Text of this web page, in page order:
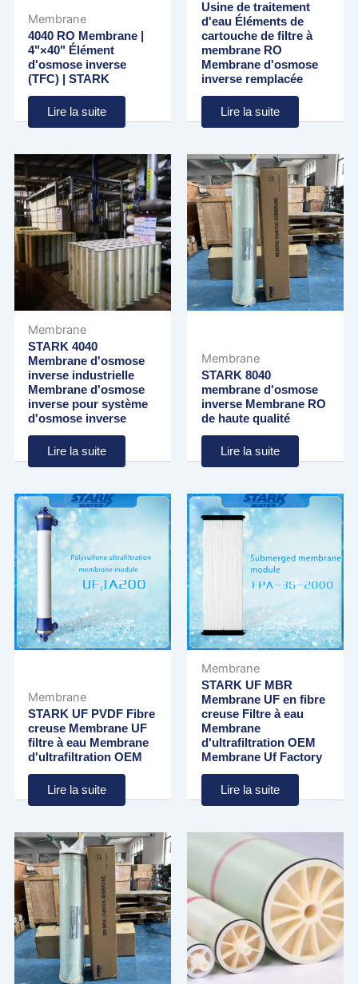
Membrane
4040 RO Membrane |
4"×40" Élément
d'osmose inverse
(TFC) | STARK
Lire la suite
Usine de traitement
d'eau Éléments de
cartouche de filtre à
membrane RO
Membrane d'osmose
inverse remplacée
Lire la suite
Membrane
STARK 4040
Membrane d'osmose
inverse industrielle
Membrane d'osmose
inverse pour système
d'osmose inverse
Lire la suite
Membrane
STARK 8040
membrane d'osmose
inverse Membrane RO
de haute qualité
Lire la suite
Membrane
STARK UF PVDF Fibre
creuse Membrane UF
filtre à eau Membrane
d'ultrafiltration OEM
Lire la suite
Membrane
STARK UF MBR
Membrane UF en fibre
creuse Filtre à eau
Membrane
d'ultrafiltration OEM
Membrane Uf Factory
Lire la suite